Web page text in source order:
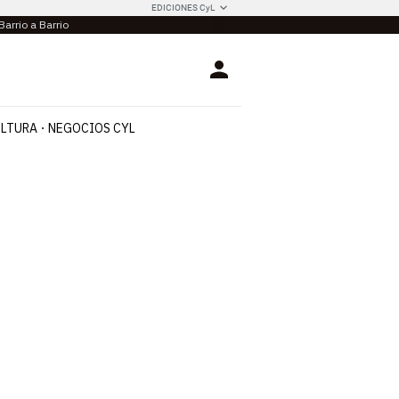
EDICIONES CyL
a Barrio
Login
NEGOCIOS CYL